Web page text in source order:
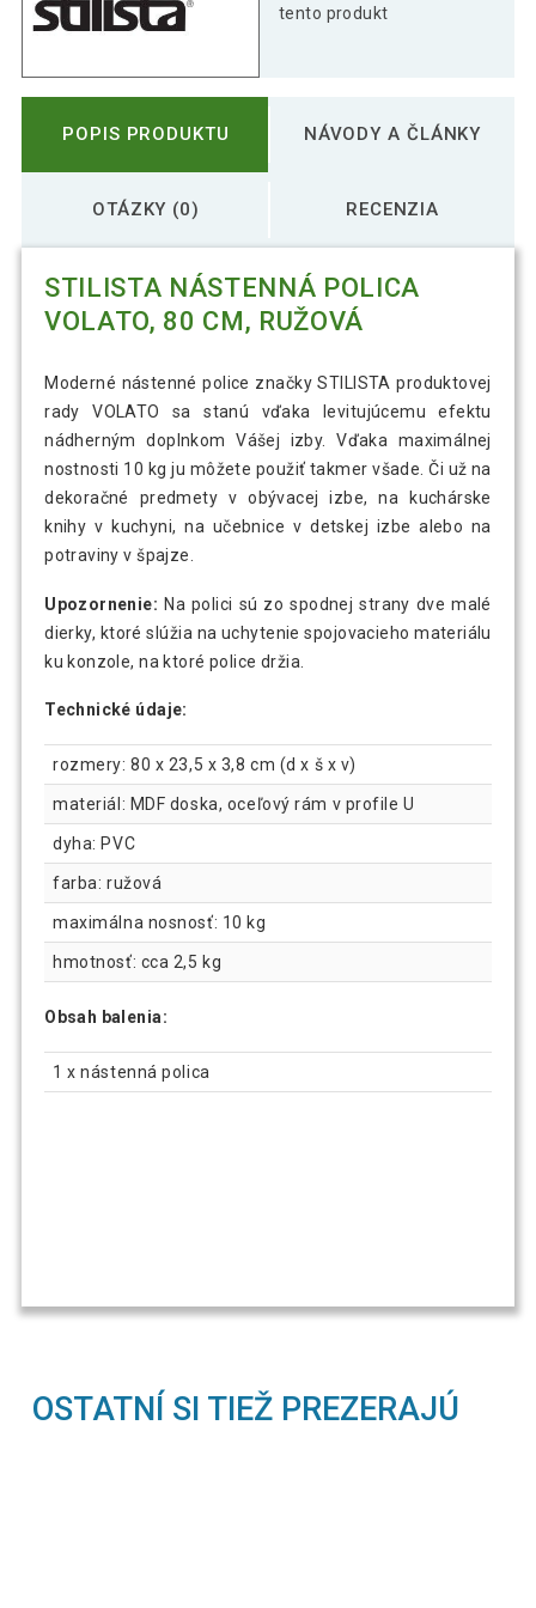
tento produkt
POPIS PRODUKTU NÁVODY A ČLÁNKY
OTÁZKY (0) RECENZIA
STILISTA NÁSTENNÁ POLICA
VOLATO, 80 CM, RUŽOVÁ
Moderné nástenné police značky STILISTA produktovej
rady VOLATO sa stanú vďaka levitujúcemu efektu
nádherným doplnkom Vášej izby. Vďaka maximálnej
nostnosti 10 kg ju môžete použiť takmer všade. Či už na
dekoračné predmety v obývacej izbe, na kuchárske
knihy v kuchyni, na učebnice v detskej izbe alebo na
potraviny v špajze.
Upozornenie: Na polici sú zo spodnej strany dve malé
dierky, ktoré slúžia na uchytenie spojovacieho materiálu
ku konzole, na ktoré police držia.
Technické údaje:
rozmery: 80 x 23,5 x 3,8 cm (d x š x v)
materiál: MDF doska, oceľový rám v profile U
dyha: PVC
farba: ružová
maximálna nosnosť: 10 kg
hmotnosť: cca 2,5 kg
Obsah balenia:
1 x nástenná polica
OSTATNÍ SI TIEŽ PREZERAJÚ